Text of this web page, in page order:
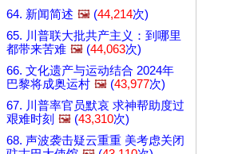
64. 新闻简述 🖼️ (44,214次)
65. 川普联大批共产主义：到哪里
都带来苦难 🖼️ (44,063次)
66. 文化遗产与运动结合 2024年
巴黎将成奥运村 🖼️ (43,977次)
67. 川普率官员默哀 求神帮助度过
艰难时刻 🖼️ (43,310次)
68. 声波袭击疑云重重 美考虑关闭